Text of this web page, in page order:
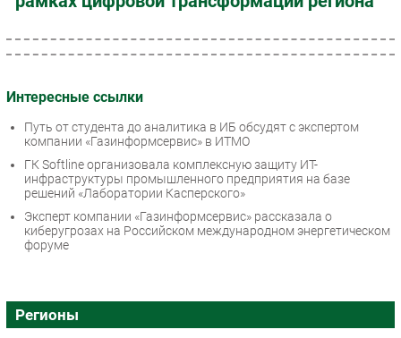
Интересные ссылки
Путь от студента до аналитика в ИБ обсудят с экспертом
компании «Газинформсервис» в ИТМО
ГК Softline организовала комплексную защиту ИТ-
инфраструктуры промышленного предприятия на базе
решений «Лаборатории Касперского»
Эксперт компании «Газинформсервис» рассказала о
киберугрозах на Российском международном энергетическом
форуме
Регионы